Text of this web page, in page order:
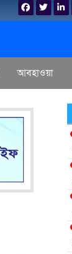
আবহাওয়া